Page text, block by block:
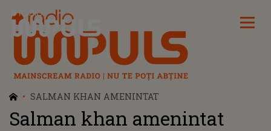
Radio Impuls
SALMAN KHAN AMENINTAT
Salman khan amenintat